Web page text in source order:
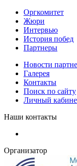
Оргкомитет
Жюри
Интервью
История побед
Партнеры
Новости
Галерея
Контакты
Поиск по сайту
Личный
Наши контакты
Организатор